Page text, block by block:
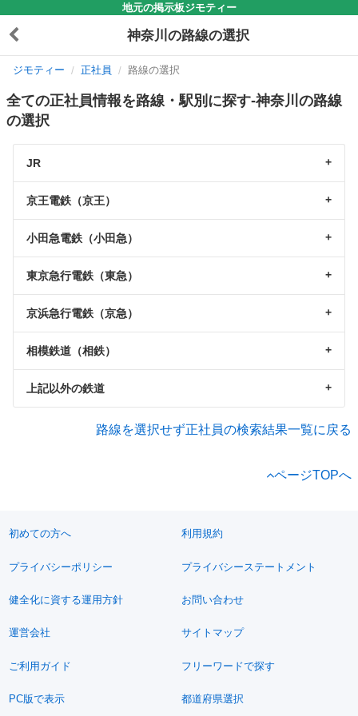
地元の掲示板ジモティー
神奈川の路線の選択
ジモティー 正社員 路線の選択
全ての正社員情報を路線・駅別に探す-神奈川の路線
の選択
JR
京王電鉄（京王）
小田急電鉄（小田急）
東京急行電鉄（東急）
京浜急行電鉄（京急）
相模鉄道（相鉄）
上記以外の鉄道
路線を選択せず正社員の検索結果一覧に戻る
ページTOPへ
初めての方へ 利用規約
プライバシーポリシー プライバシーステートメント
健全化に資する運用方針 お問い合わせ
運営会社 サイトマップ
ご利用ガイド フリーワードで探す
PC版で表示 都道府県選択